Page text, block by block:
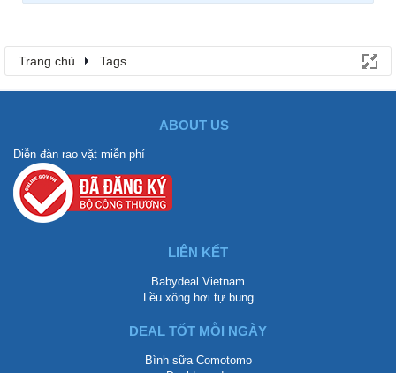
Trang chủ Tags
ABOUT US
Diễn đàn rao vặt miễn phí
LIÊN KẾT
Babydeal Vietnam
Lều xông hơi tự bung
DEAL TỐT MỖI NGÀY
Bình sữa Comotomo